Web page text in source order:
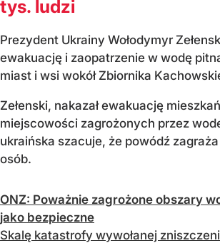
tys. ludzi
Prezydent Ukrainy Wołodymyr
ewakuację i zaopatrzenie w wodę
miast i wsi wokół Zbiornika
Zełenski, nakazał ewakuację
miejscowości zagrożonych przez
ukraińska szacuje, że powódź
osób.
ONZ: Poważnie zagrożone obszary
jako bezpieczne
Skalę katastrofy wywołanej